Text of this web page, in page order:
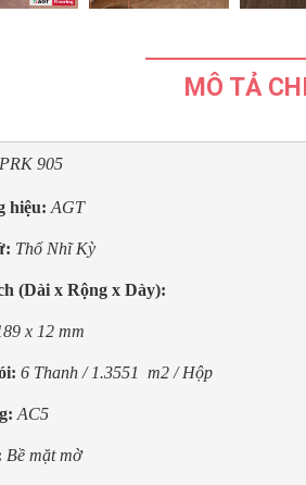
MÔ TẢ
PRK 905
hiệu: AGT
Thổ Nhĩ Kỳ
(Dài x Rộng x Dày):
x 12 mm
6 Thanh / 1.3551  m2 / Hộp
AC5
Bề mặt mờ